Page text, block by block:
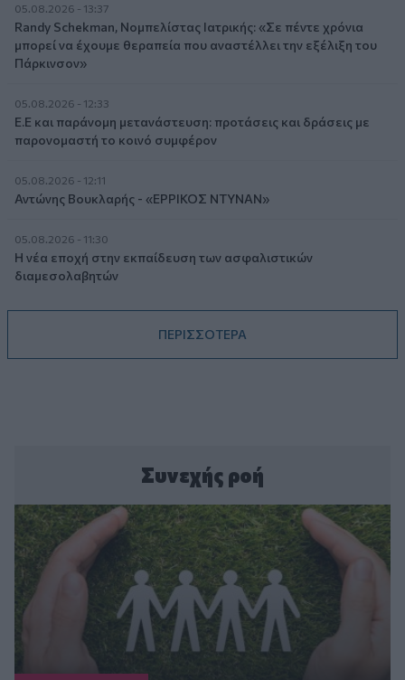
05.08.2026 - 13:37
Randy Schekman, Νομπελίστας Ιατρικής: «Σε πέντε χρόνια
μπορεί να έχουμε θεραπεία που αναστέλλει την εξέλιξη του
Πάρκινσον»
05.08.2026 - 12:33
Ε.Ε και παράνομη μετανάστευση: προτάσεις και δράσεις με
παρονομαστή το κοινό συμφέρον
05.08.2026 - 12:11
Αντώνης Βουκλαρής - «ΕΡΡΙΚΟΣ ΝΤΥΝΑΝ»
05.08.2026 - 11:30
Η νέα εποχή στην εκπαίδευση των ασφαλιστικών
διαμεσολαβητών
ΠΕΡΙΣΣΟΤΕΡΑ
Συνεχής ροή